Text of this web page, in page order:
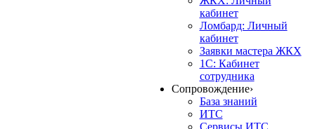
кабинет
Ломбард: Личный
кабинет
Заявки мастера ЖКХ
1С: Кабинет
сотрудника
Сопровождение›
База знаний
ИТС
Сервисы ИТС